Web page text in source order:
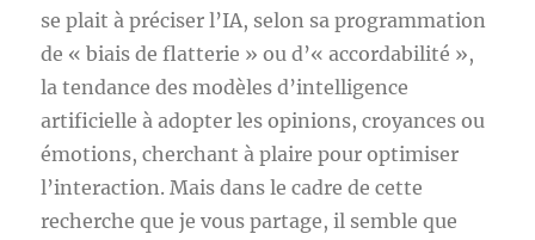
se plait à préciser l’IA, selon sa programmation
de « biais de flatterie » ou d’« accordabilité »,
la tendance des modèles d’intelligence
artificielle à adopter les opinions, croyances ou
émotions, cherchant à plaire pour optimiser
l’interaction. Mais dans le cadre de cette
recherche que je vous partage, il semble que